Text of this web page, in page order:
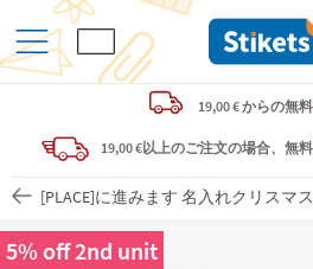
19,00 € からの無料
19,00 €以上のご注文の場合、無
[PLACE]に進みます 名入れクリスマ
5% off 2nd unit